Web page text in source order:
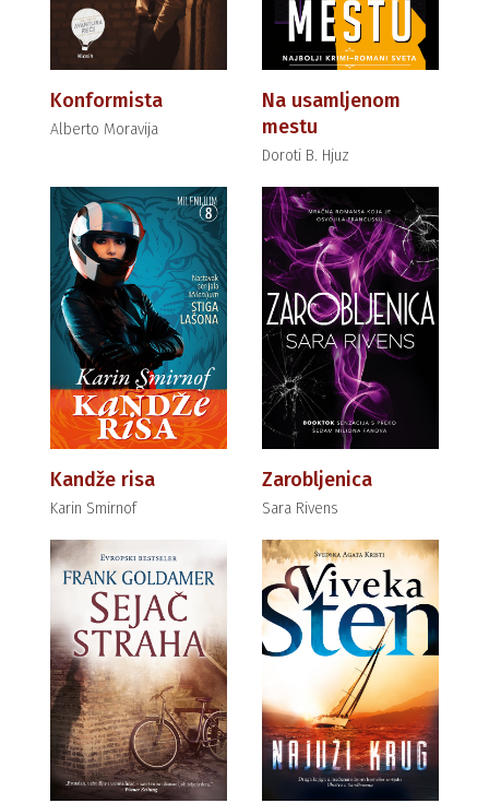
Konformista
Alberto Moravija
Na usamljenom
mestu
Doroti B. Hjuz
Kandže risa
Karin Smirnof
Zarobljenica
Sara Rivens